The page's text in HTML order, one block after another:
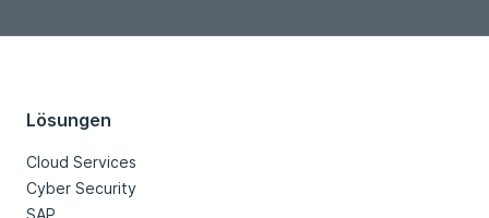
Lösungen
Cloud Services
Cyber Security
SAP